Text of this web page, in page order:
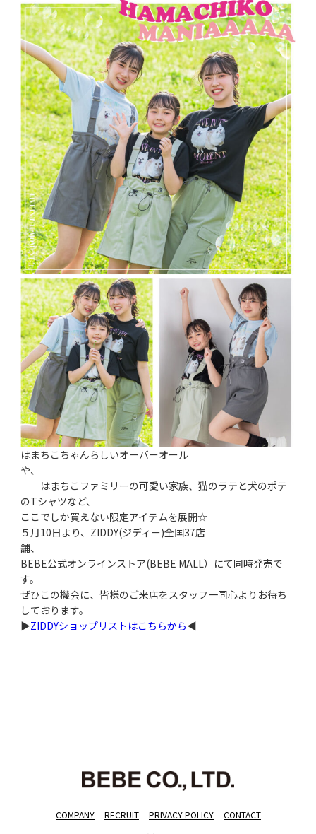
はまちこちゃんらしいオーバーオール
や、
はまちこファミリーの可愛い家族、猫のラテと犬のポテ
のTシャツなど、
ここでしか買えない限定アイテムを展開☆
５月10日より、ZIDDY(ジディー)全国37店
舗、
BEBE公式オンラインストア(BEBE MALL）にて同時発売で
す。
ぜひこの機会に、皆様のご来店をスタッフ一同心よりお待ち
しております。
▶ZIDDYショップリストはこちらから◀
COMPANY RECRUIT PRIVACY POLICY
CONTACT